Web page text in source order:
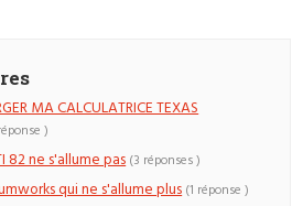
MA CALCULATRICE TEXAS
)
82 ne s'allume pas (3 réponses )
qui ne s'allume plus (1 réponse )